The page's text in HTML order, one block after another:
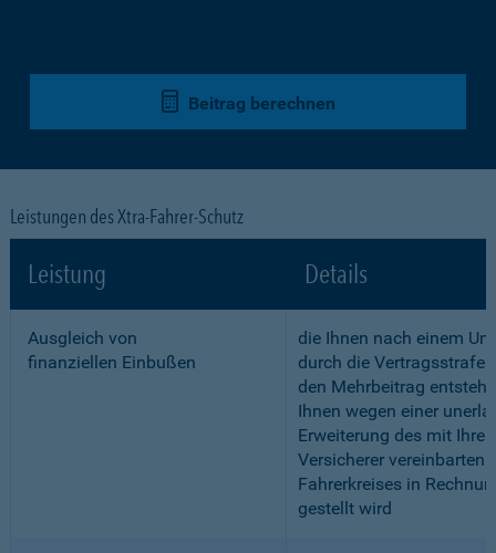
Beitrag berechnen
Leistungen des Xtra-Fahrer-Schutz
Leistung Details
Ausgleich von
finanziellen Einbußen
die Ihnen nach einem
durch die Vertragsstrafe
den Mehrbeitrag
Ihnen wegen einer
Erweiterung des mit
Versicherer vereinbarten
Fahrerkreises in
gestellt wird